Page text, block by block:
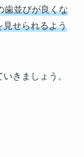
歯並びが良くな
見せられるよう
きましょう。